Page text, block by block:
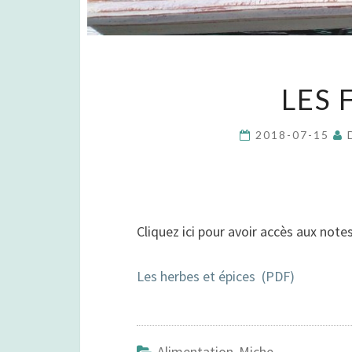
LES
2018-07-15
Cliquez ici pour avoir accès aux
Les herbes et épices (PDF)